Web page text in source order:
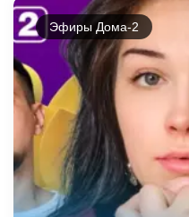
Эфиры Дома-2